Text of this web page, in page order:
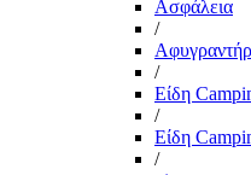
Ασφάλεια
/
/
Είδη
/
Είδη
/